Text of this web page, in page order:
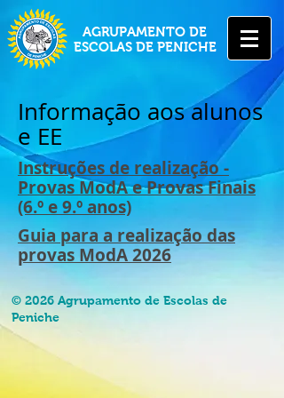
AGRUPAMENTO DE
ESCOLAS DE PENICHE
Informação aos alunos
e EE
Instruções de realização -
Provas ModA e Provas Finais
(6.º e 9.º anos)
Guia para a realização das
provas ModA 2026
© 2026 Agrupamento de Escolas de
Peniche